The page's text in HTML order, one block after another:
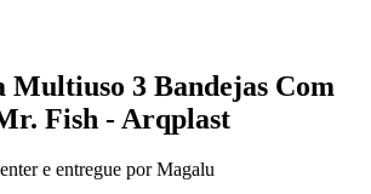
Multiuso 3 Bandejas Com
Fish - Arqplast
e entregue por Magalu